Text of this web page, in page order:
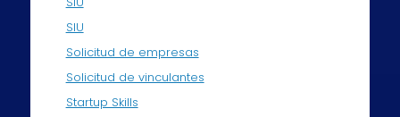
SIU
Solicitud de empresas
Solicitud de vinculantes
Startup Skills